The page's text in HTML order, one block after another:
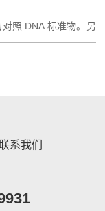
照 DNA 标准物。另
系我们